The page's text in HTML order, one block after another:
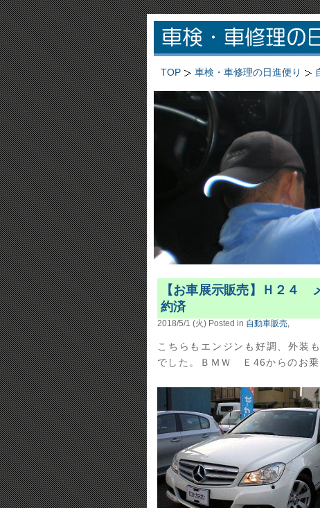
TOP 車検・車修理の日進便り
【お車展示販売】Ｈ２４
約済
2018/5/1 (火) Posted in 自動車販売,
こちらもエンジンも好調、外装
でした。ＢＭＷ Ｅ46からのお乗